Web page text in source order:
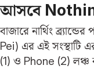
আসবে
বাজারে নার্থিং
Pei) এর এই সংস্থাটি
(1) ও Phone (2) লঞ্চ